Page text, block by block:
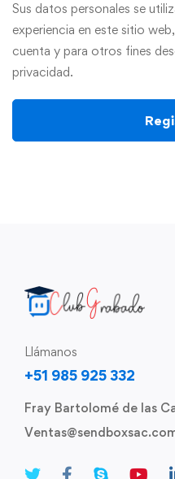
Sus datos personales se
experiencia en este sitio
cuenta y para otros fines
privacidad.
Llámanos
+51 985 925 332
Fray Bartolomé de las